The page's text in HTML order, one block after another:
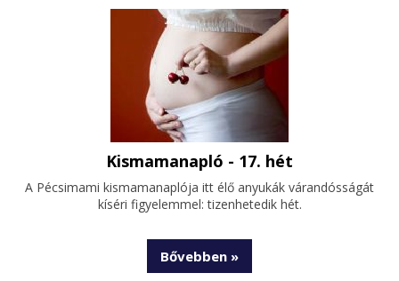
Kismamanapló - 17. hét
A Pécsimami kismamanaplója itt élő anyukák várandósságát
kíséri figyelemmel: tizenhetedik hét.
Bővebben »